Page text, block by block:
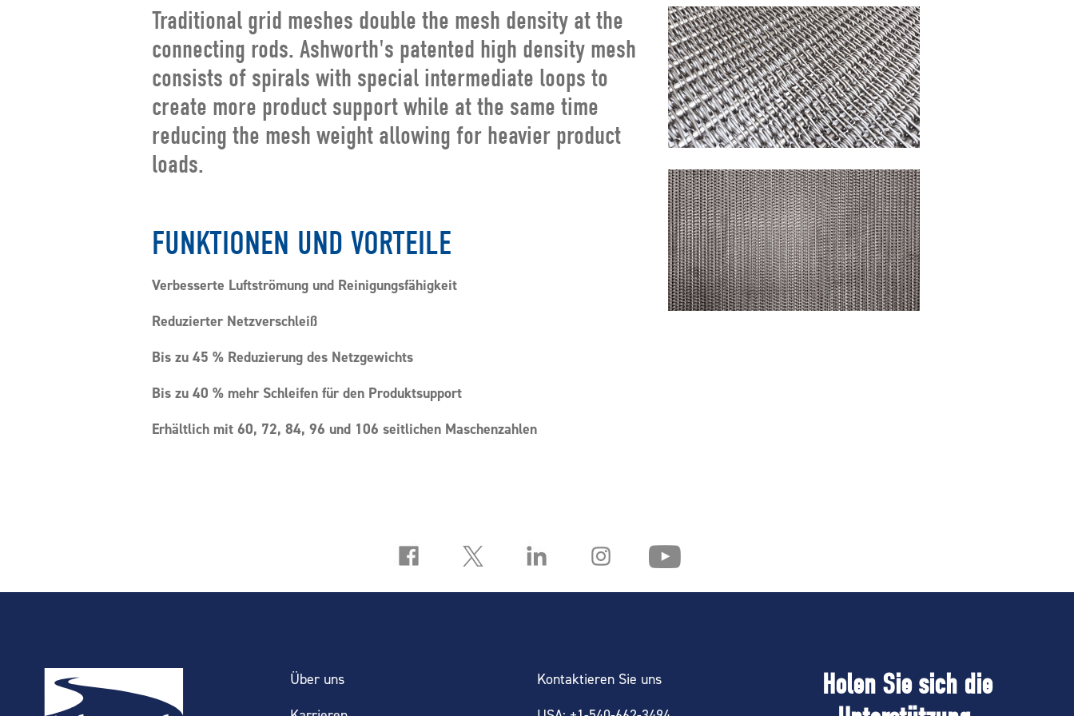
Traditional grid meshes double the mesh density at the
connecting rods. Ashworth's patented high density mesh
consists of spirals with special intermediate loops to
create more product support while at the same time
reducing the mesh weight allowing for heavier product
loads.
FUNKTIONEN UND VORTEILE
Verbesserte Luftströmung und Reinigungsfähigkeit
Reduzierter Netzverschleiß
Bis zu 45 % Reduzierung des Netzgewichts
Bis zu 40 % mehr Schleifen für den Produktsupport
Erhältlich mit 60, 72, 84, 96 und 106 seitlichen Maschenzahlen
Über uns Kontaktieren Sie uns
Holen Sie sich die